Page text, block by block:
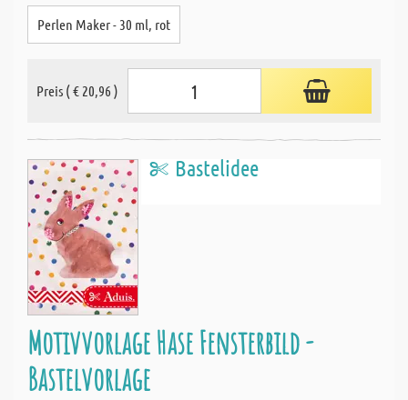
Perlen Maker - 30 ml, rot
Preis ( € 20,96 )
Bastelidee
Motivvorlage Hase Fensterbild -
Bastelvorlage